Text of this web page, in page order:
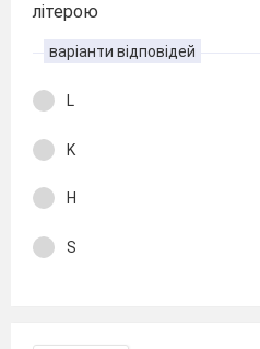
літерою
варіанти відповідей
L
K
H
S